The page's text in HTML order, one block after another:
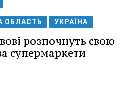
ОБЛАСТЬ УКРАЇНА
розпочнуть свою
супермаркети